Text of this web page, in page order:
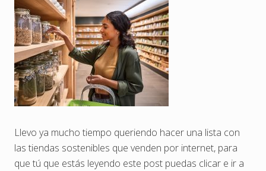
Llevo ya mucho tiempo queriendo hacer una lista con
las tiendas sostenibles que venden por internet, para
que tú que estás leyendo este post puedas clicar e ir a